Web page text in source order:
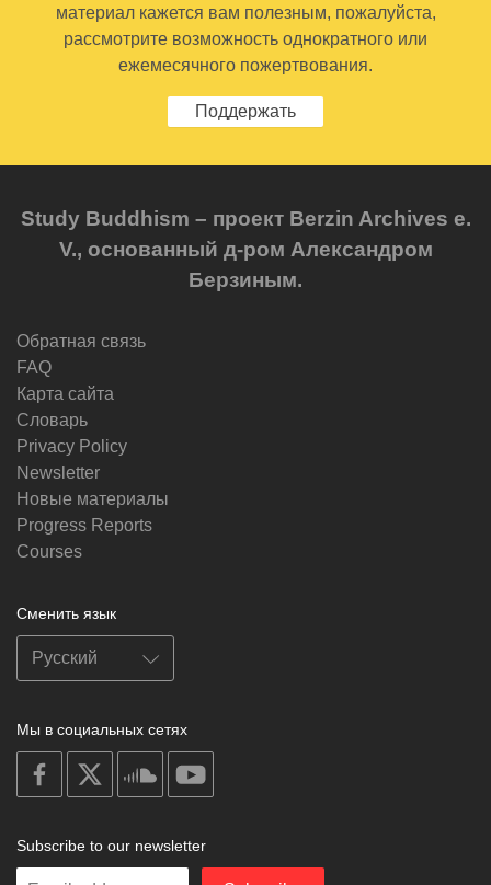
материал кажется вам полезным, пожалуйста,
рассмотрите возможность однократного или
ежемесячного пожертвования.
Поддержать
Study Buddhism – проект Berzin Archives e.
V., основанный д-ром Александром
Берзиным.
Обратная связь
FAQ
Карта сайта
Словарь
Privacy Policy
Newsletter
Новые материалы
Progress Reports
Courses
Сменить язык
Мы в социальных сетях
on
facebook
soundcloud
Subscribe to our newsletter
Enter